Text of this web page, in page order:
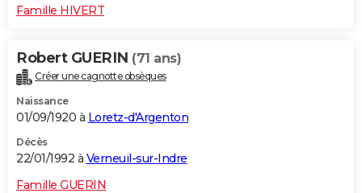
Famille HIVERT
Robert GUERIN (71 ans)
Créer une cagnotte obsèques
Naissance
01/09/1920 à Loretz-d'Argenton
Décès
22/01/1992 à Verneuil-sur-Indre
Famille GUERIN